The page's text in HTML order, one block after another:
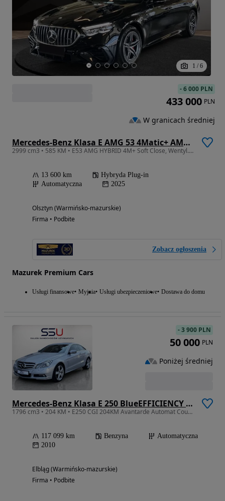
1 / 6
Mercedes-Benz Klasa E AMG 53 4Matic+ AMG SPEEDSHIFT TCT 9G
2999 cm3 • 585 KM • E53 AMG HYBRID 4M+ Soft Close, Wentyl. fotele, Pakiet Dynamic Plus
13 600 km
Hybryda Plug-in
Automatyczna
2025
Olsztyn (Warmińsko-mazurskie)
Firma • Podbite
Zobacz ogłoszenia
Mazurek Premium Cars
Usługi finansowe Myjnia Usługi ubezpieczeniowe Dostawa do domu
-6 000 PLN
433 000 PLN
W granicach średniej
Mercedes-Benz Klasa E 250 BlueEFFICIENCY 7G-TRONIC Avantgarde
1796 cm3 • 204 KM • E250 CGI 204KM Avantarde Automat Coupe Skora Full // SSU //
117 099 km Benzyna
Automatyczna
2010
Elbląg (Warmińsko-mazurskie)
Firma • Podbite
-3 900 PLN
50 000 PLN
Poniżej średniej